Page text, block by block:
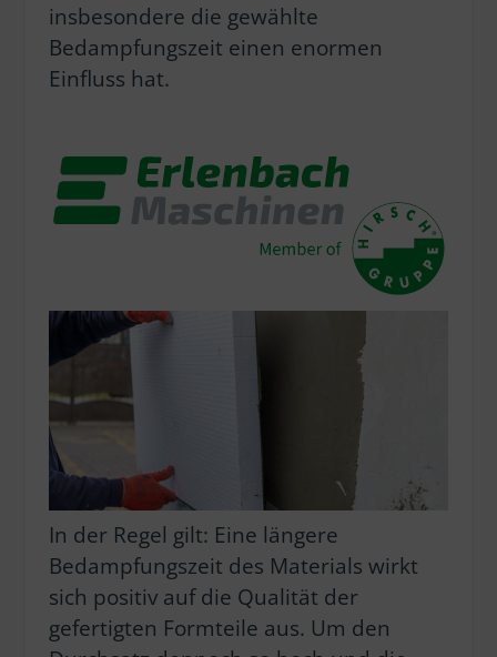
insbesondere die gewählte
Bedampfungszeit einen enormen
Einfluss hat.
In der Regel gilt: Eine längere
Bedampfungszeit des Materials wirkt
sich positiv auf die Qualität der
gefertigten Formteile aus. Um den